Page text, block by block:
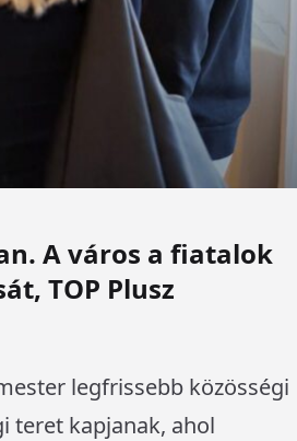
A város a fiatalok
TOP Plusz
legfrissebb közösségi
teret kapjanak, ahol